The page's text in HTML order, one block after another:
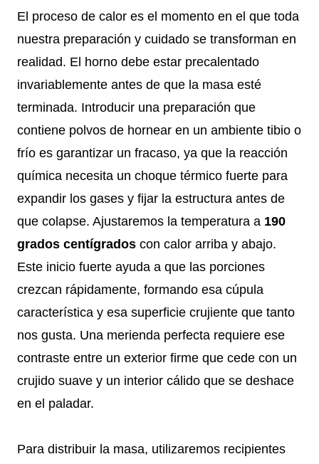
El proceso de calor es el momento en el que toda
nuestra preparación y cuidado se transforman en
realidad. El horno debe estar precalentado
invariablemente antes de que la masa esté
terminada. Introducir una preparación que
contiene polvos de hornear en un ambiente tibio o
frío es garantizar un fracaso, ya que la reacción
química necesita un choque térmico fuerte para
expandir los gases y fijar la estructura antes de
que colapse. Ajustaremos la temperatura a 190
grados centígrados con calor arriba y abajo.
Este inicio fuerte ayuda a que las porciones
crezcan rápidamente, formando esa cúpula
característica y esa superficie crujiente que tanto
nos gusta. Una merienda perfecta requiere ese
contraste entre un exterior firme que cede con un
crujido suave y un interior cálido que se deshace
en el paladar.
Para distribuir la masa, utilizaremos recipientes